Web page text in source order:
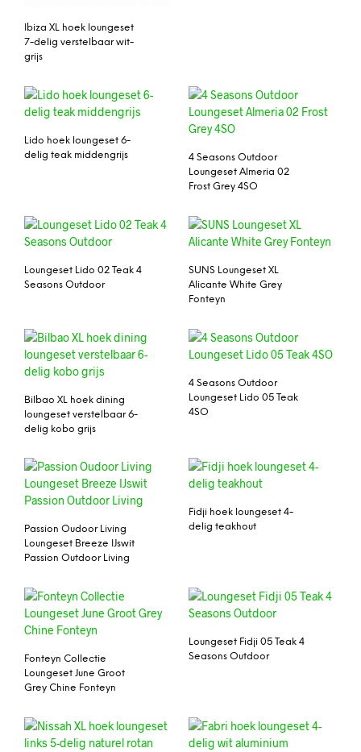
Ibiza XL hoek loungeset
7-delig verstelbaar wit-
grijs
Lido hoek loungeset 6-
delig teak middengrijs
4 Seasons Outdoor
Loungeset Almeria 02
Frost Grey 4SO
Loungeset Lido 02 Teak 4
Seasons Outdoor
SUNS Loungeset XL
Alicante White Grey
Fonteyn
Bilbao XL hoek dining
loungeset verstelbaar 6-
delig kobo grijs
4 Seasons Outdoor
Loungeset Lido 05 Teak
4SO
Passion Oudoor Living
Loungeset Breeze IJswit
Passion Outdoor Living
Fidji hoek loungeset 4-
delig teakhout
Fonteyn Collectie
Loungeset June Groot
Grey Chine Fonteyn
Loungeset Fidji 05 Teak 4
Seasons Outdoor